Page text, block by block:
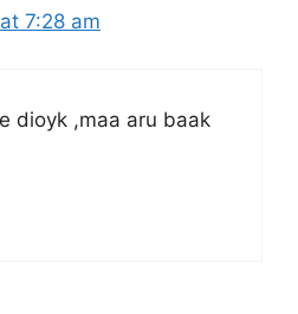
7:28 am
dioyk ,maa aru baak